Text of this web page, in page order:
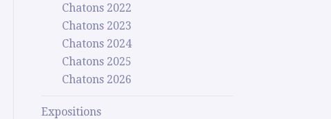
Chatons 2022
Chatons 2023
Chatons 2024
Chatons 2025
Chatons 2026
Expositions